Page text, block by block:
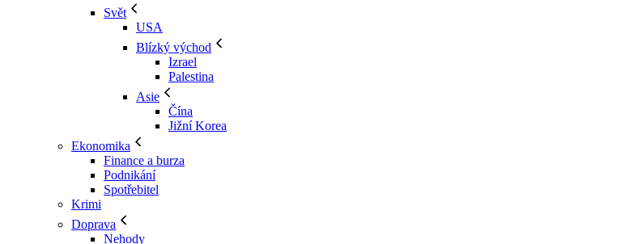
Svět
USA
Blízký východ
Izrael
Palestina
Asie
Čína
Jižní Korea
Ekonomika
Finance a burza
Podnikání
Spotřebitel
Krimi
Doprava
Nehody